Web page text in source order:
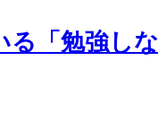
る「勉強し